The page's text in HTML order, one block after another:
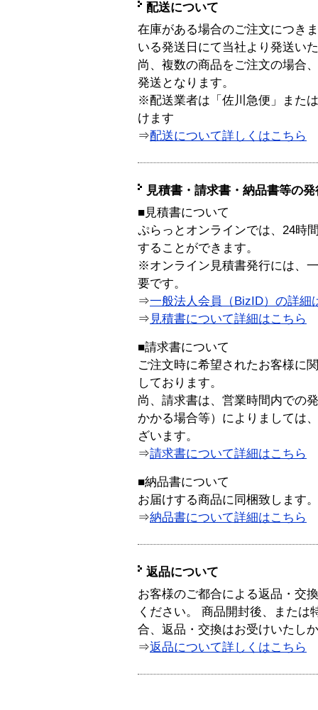
配送について
在庫がある場合のご注文につき
いる発送日にて当社より発送い
尚、複数の商品をご注文の場合
発送となります。
※配送業者は「佐川急便」また
けます
⇒配送について詳しくはこちら
見積書・請求書・納品書等の
■見積書について
ぷらっとオンラインでは、24時
することができます。
※オンライン見積書発行には、
要です。
⇒一般法人会員（BizID）の詳細
⇒ 見積書について詳細はこちら
■請求書について
ご注文時に希望されたお客様に
しております。
尚、請求書は、営業時間内での
かかる場合等）によりましては
ざいます。
⇒請求書について詳細はこちら
■納品書について
お届けする商品に同梱致します。
⇒納品書について詳細はこちら
返品について
お客様のご都合による返品・交
ください。 商品開封後、または
合、返品・交換はお受けいたし
⇒返品について詳しくはこちら